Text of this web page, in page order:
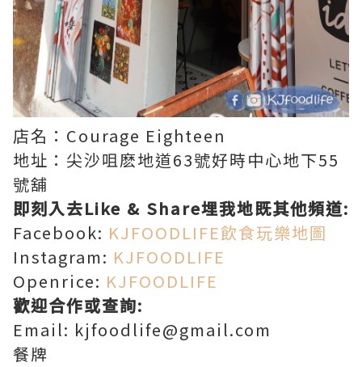
店名：Courage Eighteen
地址：尖沙咀麽地道63號好時中心地下55
號舖
即刻入去Like & Share埋我地既其他頻道:
Facebook: KJFOODLIFE飲食玩樂地圖
Instagram: KJFOODLIFE
Openrice: KJFOODLIFE
歡迎合作或查詢:
Email: kjfoodlife@gmail.com
餐牌